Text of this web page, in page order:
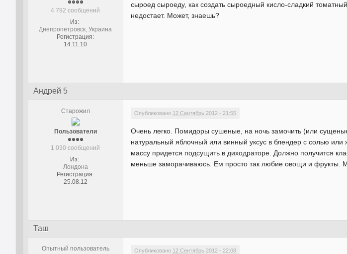
4 792 сообщений
Из:
Днепропетровск, Украина
Регистрация:
14.11.10
сыроед сыроеду, как создать сыроедный кисло-сладкий
недостает. Может, знаешь?
Андрей 5
Старожил
Пользователи
1 030 сообщений
Из:
Лондона
Регистрация:
25.08.12
Опубликовано 12 Сентябрь 2012 - 21:55
Очень легко. Помидоры сушеные, на ночь замочить (или
натуральный яблочный или винный уксус в блендер с солью
массу придется подсущить в диходраторе. Должно получится
меньше заморачиваюсь. Ем просто так любие овощи и фрукты.
Таш
Опытный пользователь Опубликовано 12 Сентябрь 2012 - 22:08